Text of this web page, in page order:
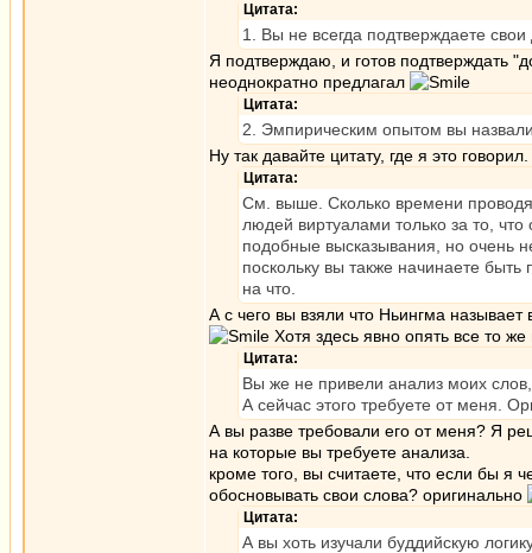
Цитата:
1. Вы не всегда подтверждаете
Я подтверждаю, и готов подтверждать
неоднократно предлагал
Цитата:
2. Эмпирическим опытом вы
Ну так давайте цитату, где я это
Цитата:
См. выше. Сколько времени
людей виртуалами только за то,
подобные высказывания, но очень
поскольку вы также начинаете
на что.
А с чего вы взяли что Ньингма
Хотя здесь явно опять все то
Цитата:
Вы же не привели анализ моих
А сейчас этого требуете от меня.
А вы разве требовали его от меня? Я
на которые вы требуете анализа.
кроме того, вы считаете, что если бы я
обосновывать свои слова? оригинально
Цитата:
А вы хоть изучали буддийскую